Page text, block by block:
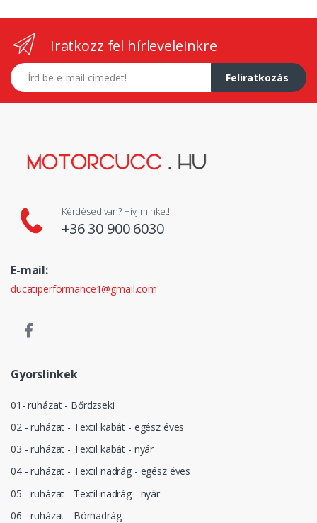
Iratkozz fel hírleveleinkre
E-mail címed
Feliratkozás
Kérdésed van? Hívj minket!
+36 30 900 6030
E-mail:
ducatiperformance1@gmail.com
Gyorslinkek
01- ruházat - Bőrdzseki
02 - ruházat - Textil kabát - egész éves
03 - ruházat - Textil kabát - nyár
04 - ruházat - Textil nadrág - egész éves
05 - ruházat - Textil nadrág - nyár
06 - ruházat - Börnadrág